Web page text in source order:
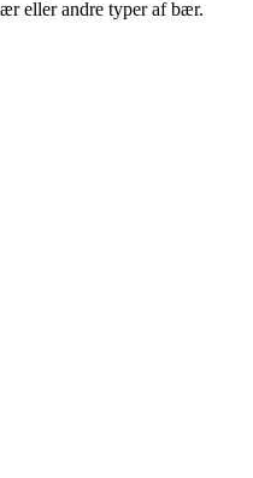
eller andre typer af bær.